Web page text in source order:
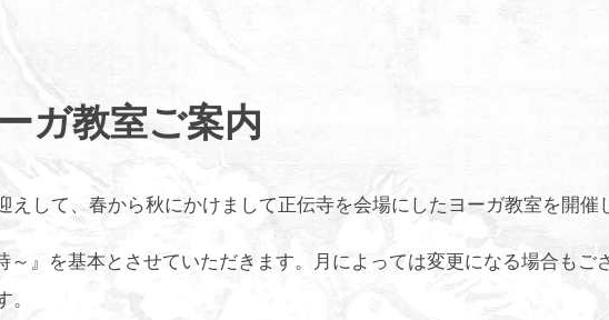
ガ教室ご案内
えして、春から秋にかけまして正伝寺を会場にしたヨーガ教室を開催
～』を基本とさせていただきます。月によっては変更になる場合もご
。